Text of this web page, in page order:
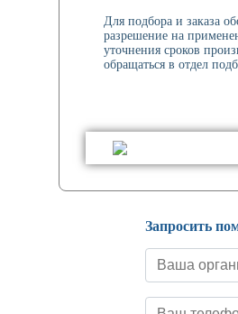
Для подбора и заказа
разрешение на
уточнения сроков
обращаться в отдел
Запросить